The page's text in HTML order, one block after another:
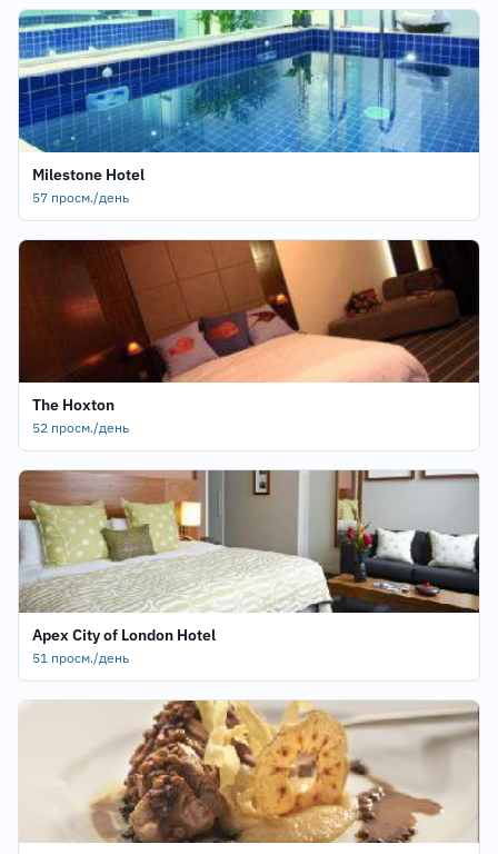
Milestone Hotel
57 просм./день
The Hoxton
52 просм./день
Apex City of London Hotel
51 просм./день